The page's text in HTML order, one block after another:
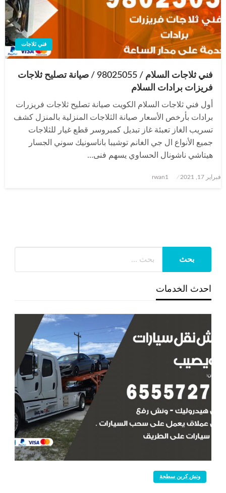
فني ثلاجات
فني ثلاجات السلام / 98025055 / صيانة تصليح ثلاجات
فريزات برادات السلام
أول فني ثلاجات السلام الكويت صيانة تصليح ثلاجات فريزرات
برادات بأرخص الأسعار صيانة الثلاجات المنزلية بالمنزل كشف
تسريب الغاز تعبئة غاز تبديل كمبروسر قطع غيار للثلاجات
جميع الأنواع ال جي الغانم توشيبا باناسونيك سوني الجسار
هيتاشي ناشونال الحساوي يسهم فنى…
نُشر
فبراير 17, 2021 rwan1
احدث الخدمات
ونش كرين سطحة